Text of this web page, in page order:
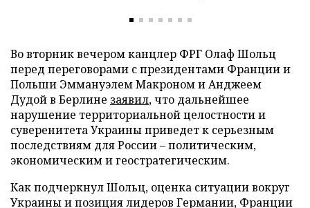
Во вторник вечером канцлер ФРГ Олаф Шольц
перед переговорами с президентами Франции и
Польши Эммануэлем Макроном и Анджеем
Дудой в Берлине заявил, что дальнейшее
нарушение территориальной целостности и
суверенитета Украины приведет к серьезным
последствиям для России – политическим,
экономическим и геостратегическим.
Как подчеркнул Шольц, оценка ситуации вокруг
Украины и позиция лидеров Германии, Франции